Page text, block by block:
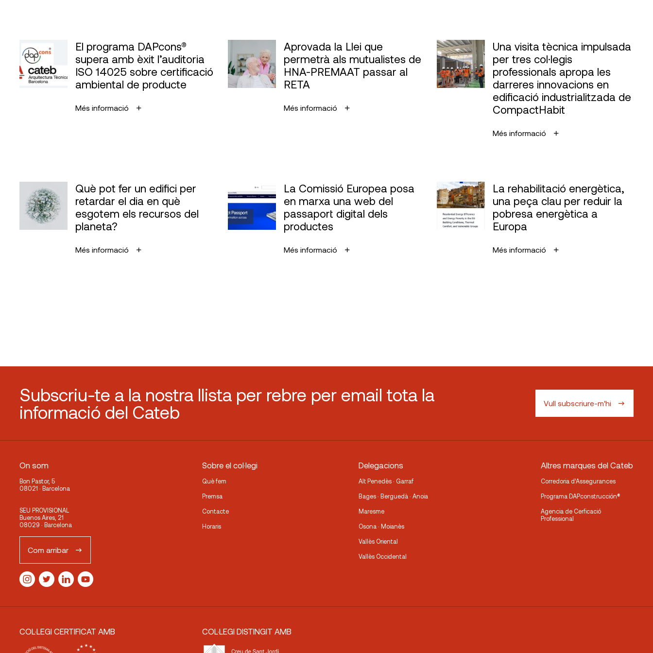
El programa DAPcons®
supera amb èxit l’auditoria
ISO 14025 sobre certificació
ambiental de producte
Més informació
Aprovada la Llei que
permetrà als mutualistes de
HNA-PREMAAT passar al
RETA
Més informació
Una visita tècnica impulsada
per tres col·legis
professionals apropa les
darreres innovacions en
edificació industrialitzada de
CompactHabit
Més informació
Què pot fer un edifici per
retardar el dia en què
esgotem els recursos del
planeta?
Més informació
La Comissió Europea posa
en marxa una web del
passaport digital dels
productes
Més informació
La rehabilitació energètica,
una peça clau per reduir la
pobresa energètica a
Europa
Més informació
Subscriu-te a la nostra llista per rebre per email tota la
informació del Cateb
Vull subscriure-m'hi
On som
Bon Pastor, 5
08021 · Barcelona
SEU PROVISIONAL
Buenos Aires, 21
08029 · Barcelona
Com arribar
Sobre el col·legi
Què fem
Premsa
Contacte
Horaris
Delegacions
Alt Penedès · Garraf
Bages · Berguedà · Anoia
Maresme
Osona · Moianès
Vallès Oriental
Vallès Occidental
Altres marques del Cateb
Corredoria d’Assegurances
Programa DAPconstrucción®
Agencia de Cerficació
Professional
COL·LEGI CERTIFICAT AMB COL·LEGI DISTINGIT AMB